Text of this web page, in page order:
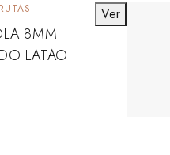
8MM
LATAO
Ver